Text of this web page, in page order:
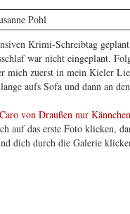
Pohl
Krimi-Schreibtag
war nicht eingeplant.
mich zuerst in mein Kieler
aufs Sofa und dann an
Caro von Draußen nur
auf das erste Foto klicken,
dich durch die Galerie